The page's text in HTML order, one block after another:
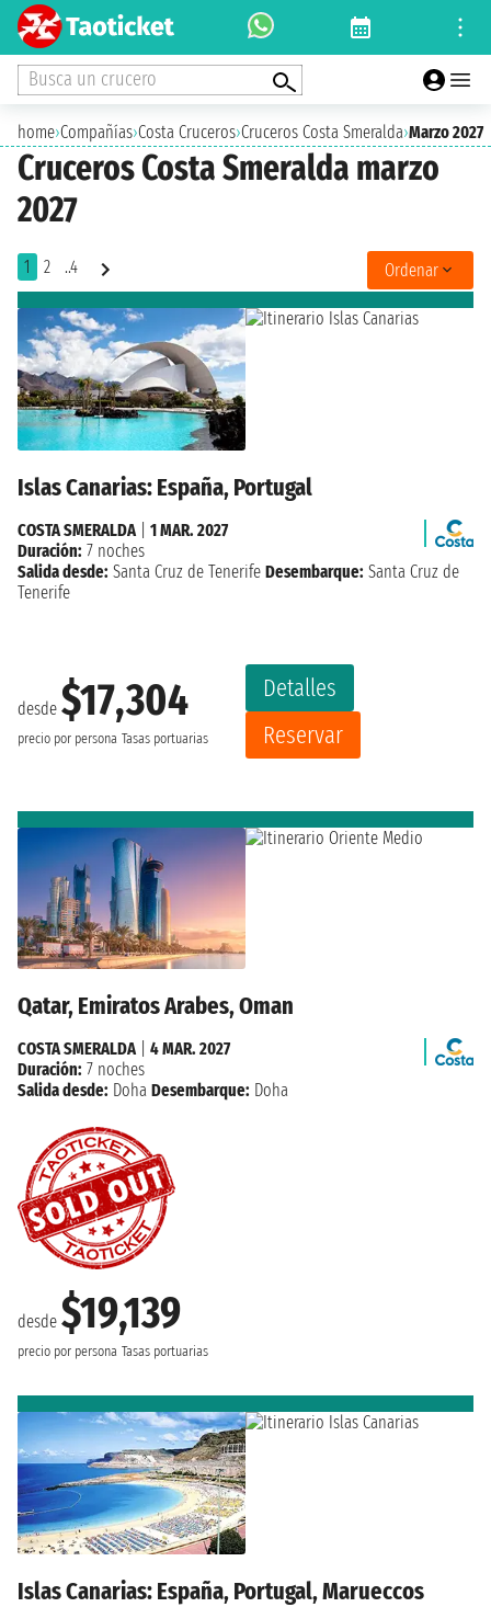
Busca un crucero
home›Compañías›Costa Cruceros›Cruceros Costa Smeralda›Marzo 2027
Cruceros Costa Smeralda marzo
2027
1 2 ..4 Ordenar
Islas Canarias: España, Portugal
desde $17,304
precio por persona Tasas portuarias
Detalles
Reservar
COSTA SMERALDA
1 MAR. 2027
Duración: 7 noches
Salida desde: Santa Cruz de Tenerife Desembarque: Santa Cruz de
Tenerife
Qatar, Emiratos Arabes, Oman
desde $19,139
precio por persona Tasas portuarias
COSTA SMERALDA| 4 MAR. 2027
Duración: 7 noches
Salida desde: Doha Desembarque: Doha
Islas Canarias: España, Portugal, Marueccos